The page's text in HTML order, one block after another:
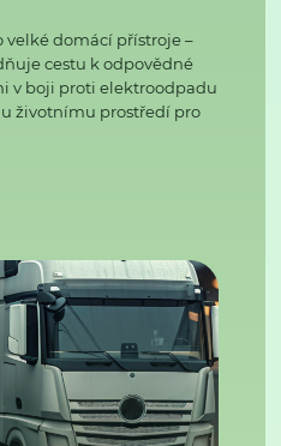
domácí přístroje –
cestu k odpovědné
v boji proti elektroodpadu
životnímu prostředí pro